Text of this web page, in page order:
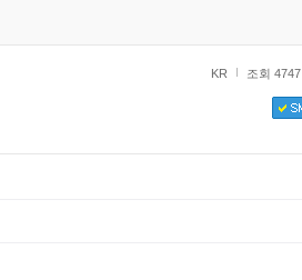
KR 조회 4747